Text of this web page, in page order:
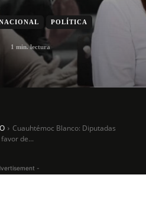
POLÍTICA
1 min. lectura
Cuauhtémoc Blanco: Diputadas
de...
-